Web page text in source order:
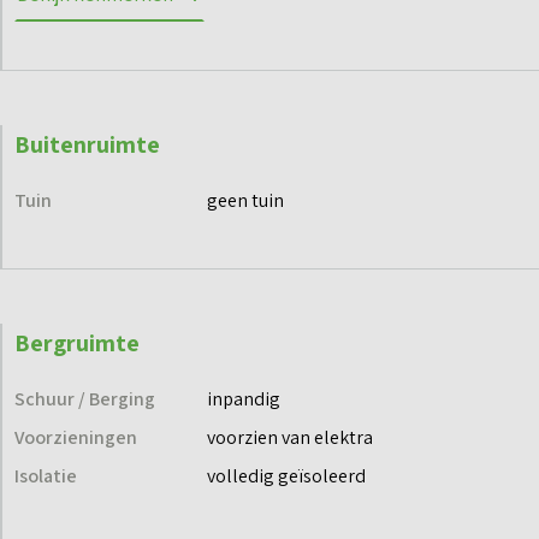
Parkeerplaats: P18
Buitenruimte
Tuin geen tuin
Bergruimte
Schuur / Berging
inpandig
Voorzieningen
voorzien van elektra
Isolatie
volledig geïsoleerd